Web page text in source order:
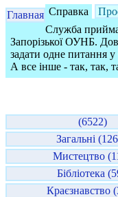
Главная Справка
Служба
Запорізької ОУНБ.
задати одне питання
А все інше - так, так,
(6522)
Загальні
Мистецтво
Бібліотека
Краєзнавство